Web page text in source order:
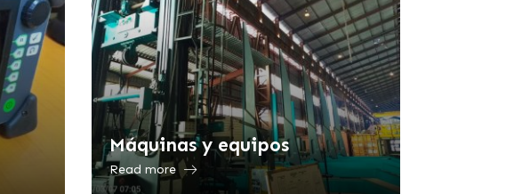
Máquinas y equipos
Read more